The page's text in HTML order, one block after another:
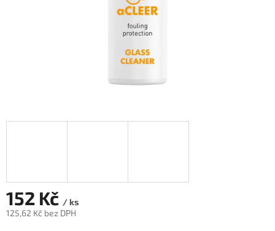
152 Kč / ks
125,62 Kč bez DPH